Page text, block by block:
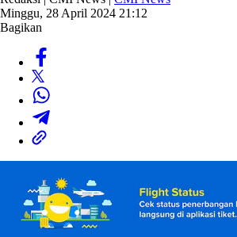
Minggu, 28 April 2024 21:12
Bagikan